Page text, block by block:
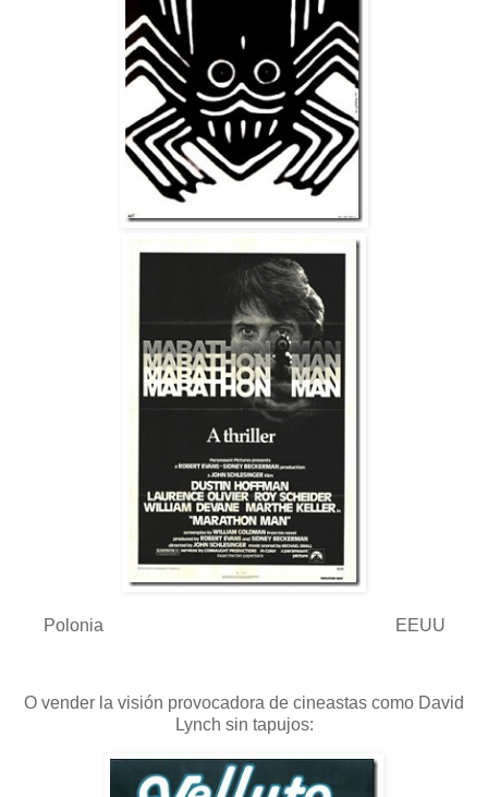
Polonia EEUU
O vender la visión provocadora de cineastas como David
Lynch sin tapujos: